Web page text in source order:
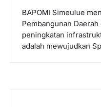
BAPOMI Simeulue
Pembangunan
peningkatan
adalah mewujudkan